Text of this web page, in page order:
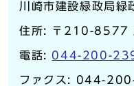
川崎市建設緑政局緑
住所: 〒210-8577
電話: 044-200-
ファクス: 044-